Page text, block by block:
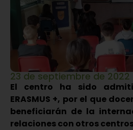
23 de septiembre de 2022
El centro ha sido
ERASMUS +, por el que
beneficiarán de la
relaciones con otros